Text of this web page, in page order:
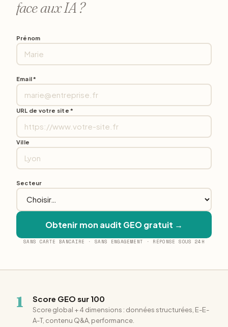
face aux IA ?
Prénom
Email *
URL de votre site *
Ville
Secteur
Obtenir mon audit GEO gratuit →
SANS CARTE BANCAIRE · SANS ENGAGEMENT · RÉPONSE SOUS 24H
1 Score GEO sur 100
Score global + 4 dimensions : données structurées, E-E-
A-T, contenu Q&A, performance.